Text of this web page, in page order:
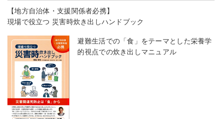
【地方自治体・支援関係者必携】
現場で役立つ 災害時炊き出しハンドブック
避難生活での「食」をテーマとした栄養学
的視点での炊き出しマニュアル